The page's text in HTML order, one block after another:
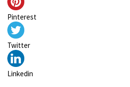
Pinterest
Twitter
Linkedin